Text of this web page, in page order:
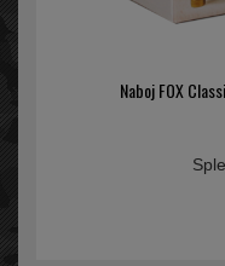
Naboj FOX